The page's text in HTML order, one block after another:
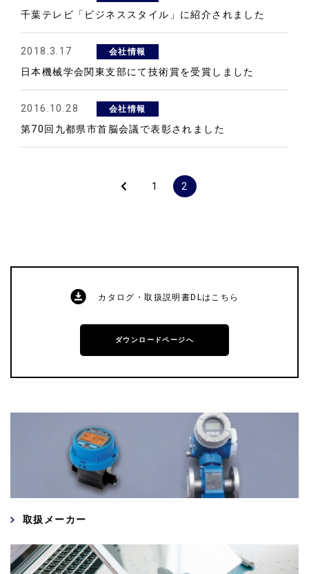
千葉テレビ「ビジネススタイル」に紹介されました
2018.3.17 会社情報
日本機械学会関東支部にて技術賞を受賞しました
2016.10.28 会社情報
第70回九都県市首脳会議で表彰されました
1 2
カタログ・取扱説明書DLはこちら
ダウンロードページへ
取扱メーカー